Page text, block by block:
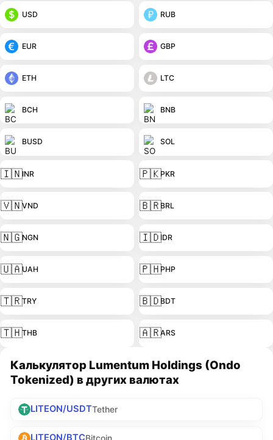
USD RUB
EUR GBP
ETH LTC
BCH BNB
BUSD SOL
🇮🇳INR 🇵🇰PKR
🇻🇳VND 🇧🇷BRL
🇳🇬NGN 🇮🇩IDR
🇺🇦UAH 🇵🇭PHP
🇹🇷TRY 🇧🇩BDT
🇹🇭THB 🇦🇷ARS
Калькулятор Lumentum Holdings (Ondo
Tokenized) в других валютах
LITEON/USDTTether
LITEON/BTCBitcoin